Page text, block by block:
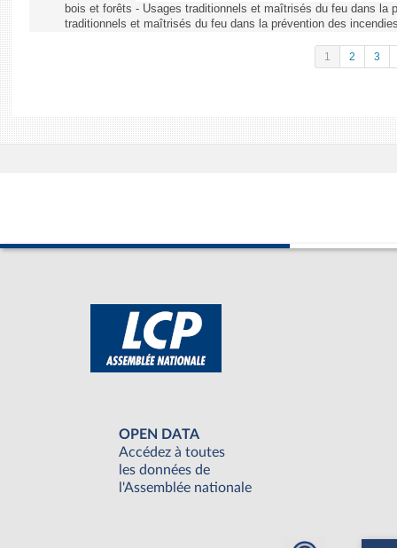
bois et forêts - Usages traditionnels et maîtrisés du feu dans la
traditionnels et maîtrisés du feu dans la prévention des
1 2 3
OPEN DATA
Accédez à toutes
les données de
l'Assemblée nationale